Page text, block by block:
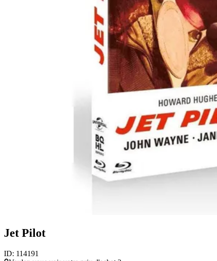
Jet Pilot
ID: 114191